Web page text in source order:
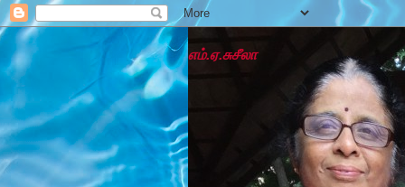
எம்.ஏ.சுசீலா